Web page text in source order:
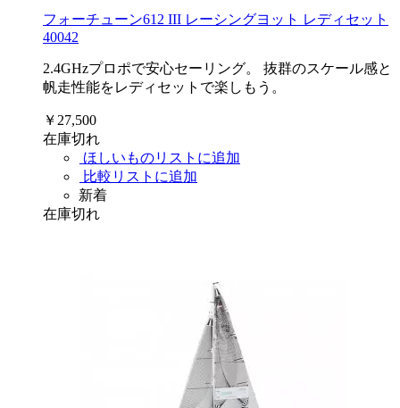
フォーチューン612 III レーシングヨット レディセット
40042
2.4GHzプロポで安心セーリング。 抜群のスケール感と
帆走性能をレディセットで楽しもう。
￥27,500
在庫切れ
ほしいものリストに追加
比較リストに追加
新着
在庫切れ